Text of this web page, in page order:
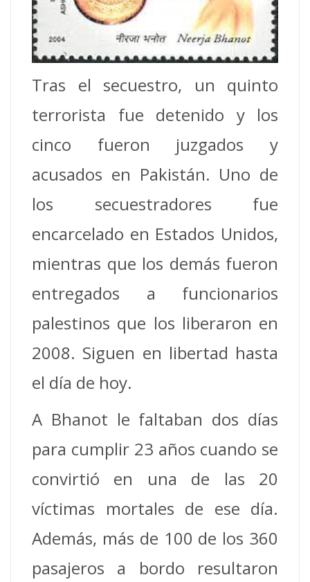
Tras el secuestro, un quinto
terrorista fue detenido y los
cinco fueron juzgados y
acusados en Pakistán. Uno de
los secuestradores fue
encarcelado en Estados Unidos,
mientras que los demás fueron
entregados a funcionarios
palestinos que los liberaron en
2008. Siguen en libertad hasta
el día de hoy.
A Bhanot le faltaban dos días
para cumplir 23 años cuando se
convirtió en una de las 20
víctimas mortales de ese día.
Además, más de 100 de los 360
pasajeros a bordo resultaron